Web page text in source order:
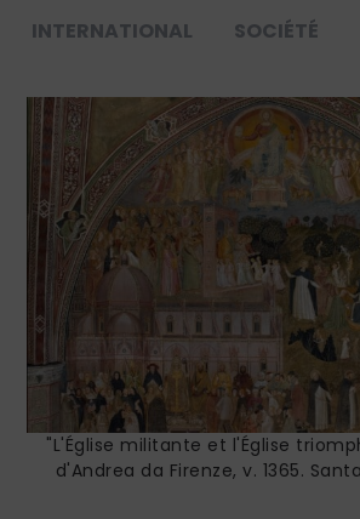
INTERNATIONAL
SOCIÉTÉ
"L'Église militante et l'Église
d'Andrea da Firenze, v. 1365.